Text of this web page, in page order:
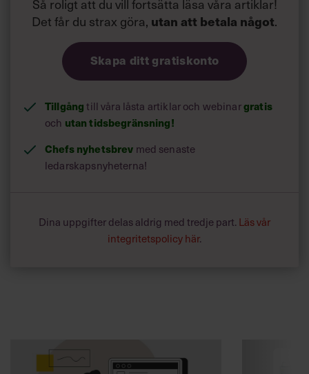
Så roligt att du vill fortsätta läsa våra artiklar!
Det får du strax göra, utan att betala något.
Skapa ditt gratiskonto
Tillgångtill våra låsta artiklar och webinargratis
och utan tidsbegränsning!
Chefs nyhetsbrev med senaste
ledarskapsnyheterna!
Dina uppgifter delas aldrig med tredje part. Läs vår
integritetspolicy här.